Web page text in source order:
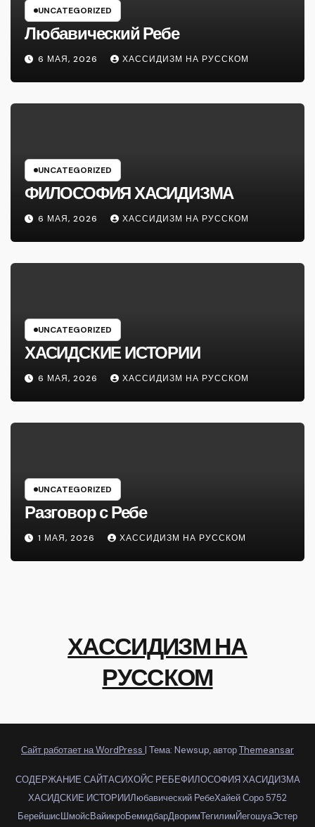
UNCATEGORIZED
Любавический Ребе
6 МАЯ, 2026 ХАССИДИЗМ НА РУССКОМ
UNCATEGORIZED
ФИЛОСОФИЯ ХАСИДИЗМА
6 МАЯ, 2026 ХАССИДИЗМ НА РУССКОМ
UNCATEGORIZED
ХАСИДСКИЕ ИСТОРИИ
6 МАЯ, 2026 ХАССИДИЗМ НА РУССКОМ
UNCATEGORIZED
Разговор с Ребе
1 МАЯ, 2026 ХАССИДИЗМ НА РУССКОМ
ХАССИДИЗМ НА
РУССКОМ
Сайт работает на WordPress | Тема: Newsup, авторThemeansar
СОДЕРЖАНИЕ САЙТАСИХОЙС РЕБЕФИЛОСОФИЯ ХАСИДИЗМА
ХАСИДСКИЕ ИСТОРИИЛюбавический РебеХайей Соро 5752
БерейшисШмойсВайикроБемидбарДворимТегилимЙегошуаЭстер